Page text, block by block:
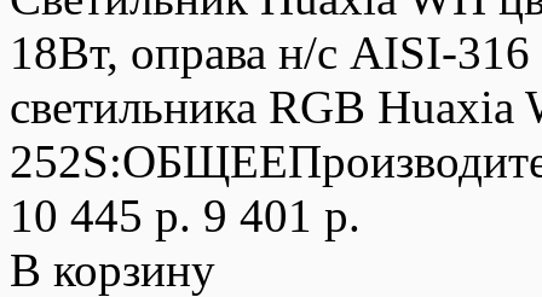
18Вт, оправа н/с AISI-
светильника RGB
10 445 р. 9 401 р.
В корзину